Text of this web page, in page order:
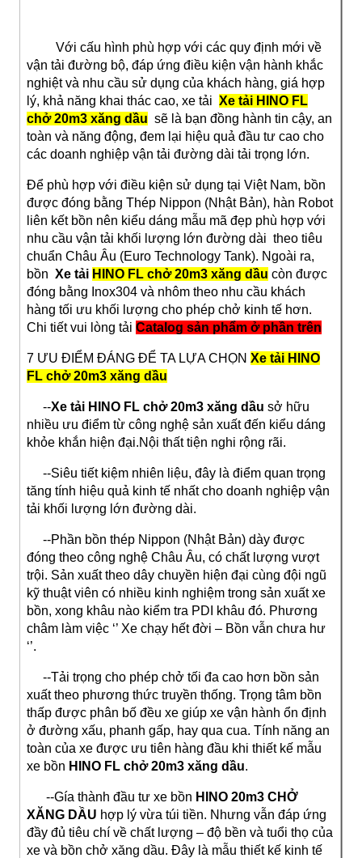
Với cấu hình phù hợp với các quy định mới về
vận tải đường bộ, đáp ứng điều kiện vận hành khắc
nghiệt và nhu cầu sử dụng của khách hàng, giá hợp
lý, khả năng khai thác cao, xe tải Xe tải HINO FL
chở 20m3 xăng dầu sẽ là bạn đồng hành tin cậy, an
toàn và năng động, đem lại hiệu quả đầu tư cao cho
các doanh nghiệp vận tải đường dài tải trọng lớn.
Để phù hợp với điều kiện sử dụng tại Việt Nam, bồn
được đóng bằng Thép Nippon (Nhật Bản), hàn Robot
liên kết bồn nên kiểu dáng mẫu mã đẹp phù hợp với
nhu cầu vận tải khối lượng lớn đường dài theo tiêu
chuẩn Châu Âu (Euro Technology Tank). Ngoài ra,
bồn Xe tải HINO FL chở 20m3 xăng dầu còn được
đóng bằng Inox304 và nhôm theo nhu cầu khách
hàng tối ưu khối lượng cho phép chở kinh tế hơn.
Chi tiết vui lòng tải Catalog sản phẩm ở phần trên
7 ƯU ĐIỂM ĐÁNG ĐỂ TA LỰA CHỌN Xe tải HINO
FL chở 20m3 xăng dầu
--Xe tải HINO FL chở 20m3 xăng dầu sở hữu
nhiều ưu điểm từ công nghệ sản xuất đến kiểu dáng
khỏe khắn hiện đại.Nội thất tiện nghi rộng rãi.
--Siêu tiết kiệm nhiên liệu, đây là điểm quan trọng
tăng tính hiệu quả kinh tế nhất cho doanh nghiệp vận
tải khối lượng lớn đường dài.
--Phần bồn thép Nippon (Nhật Bản) dày được
đóng theo công nghệ Châu Âu, có chất lượng vượt
trội. Sản xuất theo dây chuyền hiện đại cùng đội ngũ
kỹ thuật viên có nhiều kinh nghiệm trong sản xuất xe
bồn, xong khâu nào kiểm tra PDI khâu đó. Phương
châm làm việc ‘’ Xe chạy hết đời – Bồn vẫn chưa hư
‘’.
--Tải trọng cho phép chở tối đa cao hơn bồn sản
xuất theo phương thức truyền thống. Trọng tâm bồn
thấp được phân bố đều xe giúp xe vận hành ổn định
ở đường xấu, phanh gấp, hay qua cua. Tính năng an
toàn của xe được ưu tiên hàng đầu khi thiết kế mẫu
xe bồn HINO FL chở 20m3 xăng dầu.
--Gía thành đầu tư xe bồn HINO 20m3 CHỞ
XĂNG DẦU hợp lý vừa túi tiền. Nhưng vẫn đáp ứng
đầy đủ tiêu chí về chất lượng – độ bền và tuổi thọ của
xe và bồn chở xăng dầu. Đây là mẫu thiết kế kinh tế